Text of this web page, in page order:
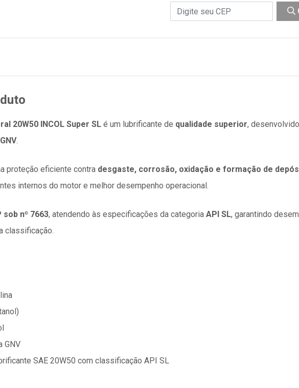
20W50 INCOL Super SL é um lubrificante de qualidade superior,
.
proteção eficiente contra desgaste, corrosão, oxidação e formação de
internos do motor e melhor desempenho operacional.
sob nº 7663, atendendo às especificações da categoria API SL, garantindo
classificação.
GNV
SAE 20W50 com classificação API SL